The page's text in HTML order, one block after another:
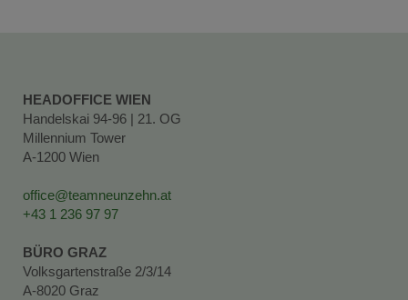
HEADOFFICE WIEN
Handelskai 94-96 | 21. OG
Millennium Tower
A-1200 Wien
office@teamneunzehn.at
+43 1 236 97 97
BÜRO GRAZ
Volksgartenstraße 2/3/14
A-8020 Graz